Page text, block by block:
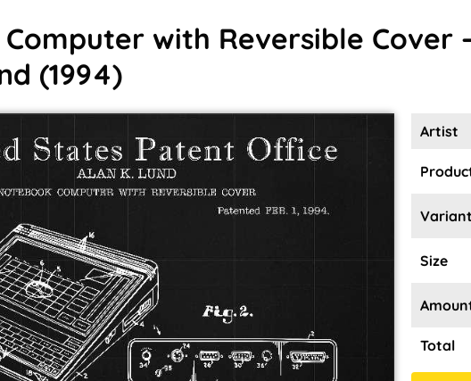
with Reversible Cover
(1994)
Artist
Variant
Size
Total